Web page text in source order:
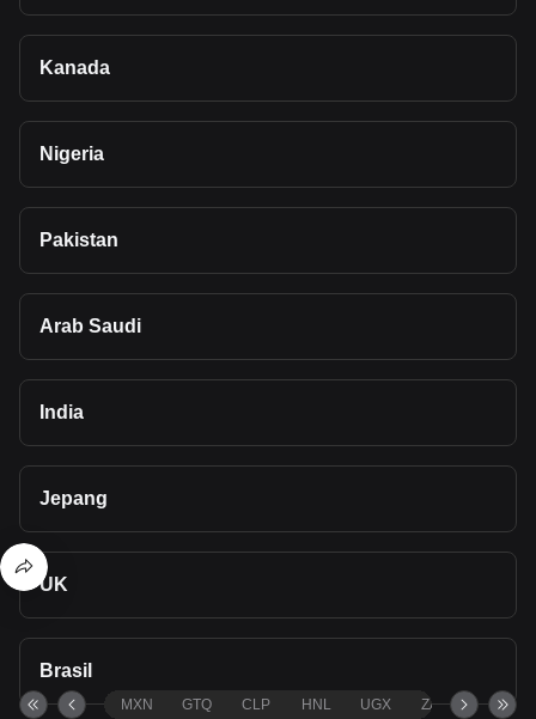
Kanada
Nigeria
Pakistan
Arab Saudi
India
Jepang
UK
Brasil
MXN GTQ CLP HNL UGX ZAR TND